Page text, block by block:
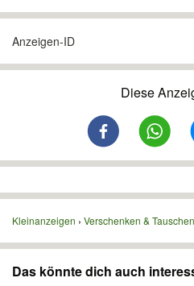
Anzeigen-ID
Diese
Kleinanzeigen Verschenken & Tauschen
Das könnte dich auch